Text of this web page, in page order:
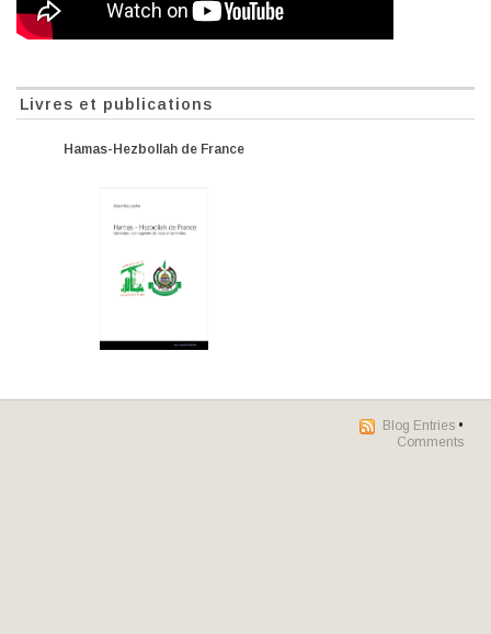
Livres et publications
Hamas-Hezbollah de France
Blog Entries •
Comments